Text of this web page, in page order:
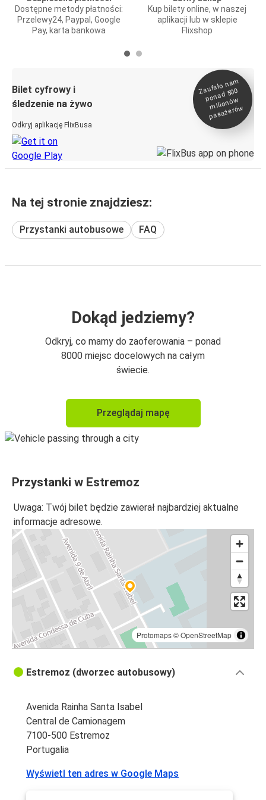
Dostępne metody płatności:
Przelewy24, Paypal, Google
Pay, karta bankowa
Kup bilety online, w naszej
aplikacji lub w sklepie
Flixshop
Bilet cyfrowy i
śledzenie na żywo
Odkryj aplikację FlixBusa
Zaufało na
m
ponad 500
milionó
w
pasażeró
w
Na tej stronie znajdziesz:
Przystanki autobusowe FAQ
Dokąd jedziemy?
Odkryj, co mamy do zaoferowania – ponad
8000 miejsc docelowych na całym
świecie.
Przeglądaj mapę
Przystanki w Estremoz
Uwaga: Twój bilet będzie zawierał najbardziej aktualne
informacje adresowe.
Protomaps©OpenStreetMap
Estremoz (dworzec autobusowy)
Avenida Rainha Santa Isabel
Central de Camionagem
7100-500 Estremoz
Portugalia
Wyświetl ten adres w Google Maps